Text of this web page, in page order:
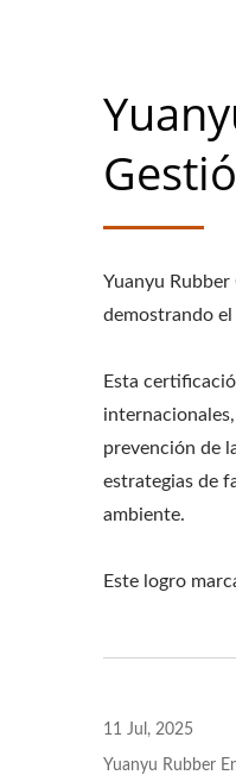
Yuanyu
demostrando
Esta
prevención de
estrategias de
ambiente.
Este logro
11 Jul, 2025
Yuanyu Rubber